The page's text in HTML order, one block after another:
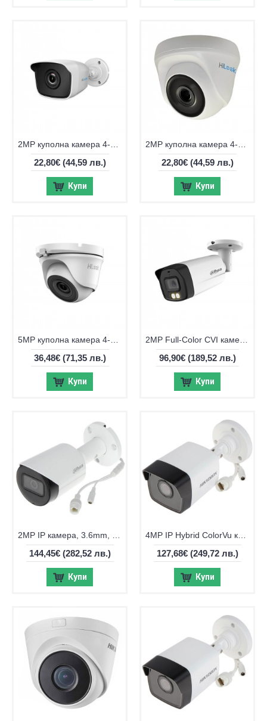
22,80€(44,59 лв.)
Купи
22,80€(44,59 лв.)
Купи
36,48€(71,35 лв.)
Купи
96,90€(189,52 лв.)
Купи
144,45€(282,52 лв.)
Купи
127,68€(249,72 лв.)
Купи